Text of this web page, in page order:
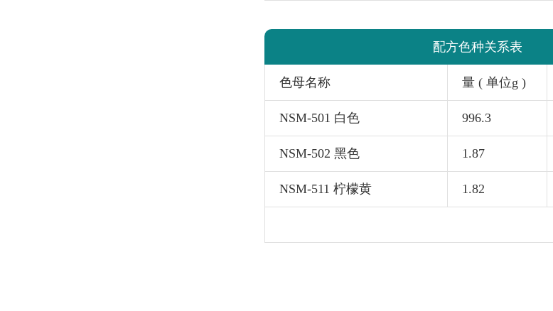
配方色种关系表
色母名称 量 ( 单位g )
NSM-501 白色 996.3
NSM-502 黑色 1.87
NSM-511 柠檬黄 1.82